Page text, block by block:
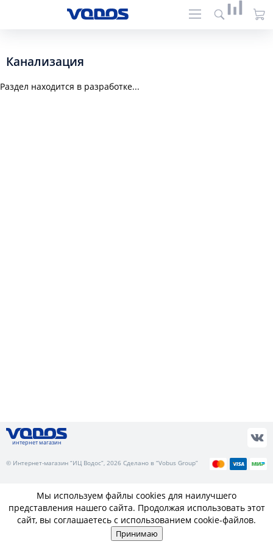
Канализация
Раздел находится в разработке...
интернет магазин
© Интернет-магазин “ИЦ Водос”, 2026 Сделано в “Vobus Group”
Мы используем файлы cookies для наилучшего
представления нашего сайта. Продолжая использовать этот
сайт, вы соглашаетесь с использованием cookie-файлов.
Принимаю